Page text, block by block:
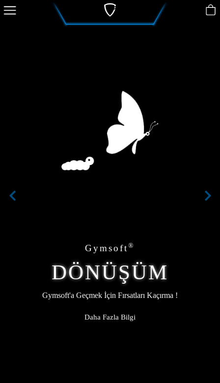
Yazılım
Turnike
Müşteri Hizmetleri
YÖNET
Gymsoft ®
DÖNÜŞÜM
Gymsoft'a Geçmek İçin Fırsatları Kaçırma !
Daha Fazla Bilgi